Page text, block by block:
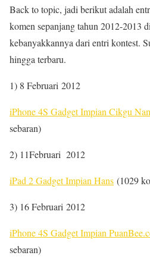
Back to topic, jadi berikut adalah
komen sepanjang tahun 2012-2013
kebanyakkannya dari entri kontest.
hingga terbaru.
1) 8 Februari 2012
iPhone 4S Gadget Impian Cikgu
sebaran)
2) 11Februari 2012
iPad 2 Gadget Impian Hans (1029
3) 16 Februari 2012
iPhone 4S Gadget Impian
sebaran)